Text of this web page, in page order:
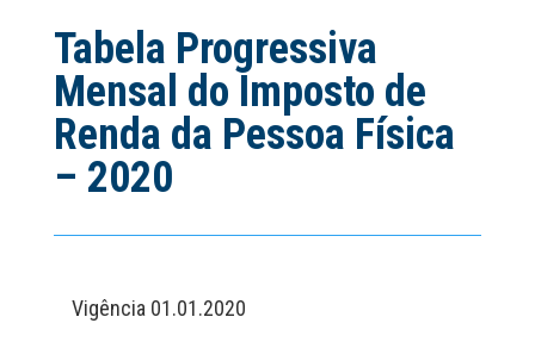
Tabela Progressiva
Mensal do Imposto de
Renda da Pessoa Física
– 2020
Vigência 01.01.2020